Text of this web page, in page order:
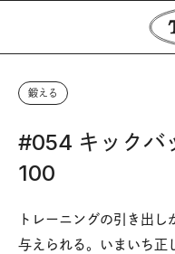
鍛える
#054 キックバ
100
トレーニングの引き出
与えられる。いまいち正